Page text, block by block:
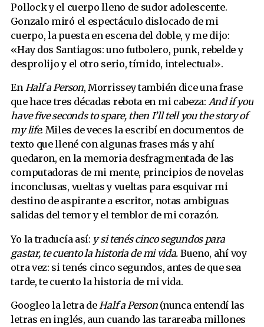
Pollock y el cuerpo lleno de sudor adolescente.
Gonzalo miró el espectáculo dislocado de mi
cuerpo, la puesta en escena del doble, y me dijo:
«Hay dos Santiagos: uno futbolero, punk, rebelde y
desprolijo y el otro serio, tímido, intelectual».
En Half a Person, Morrissey también dice una frase
que hace tres décadas rebota en mi cabeza: And if you
have five seconds to spare, then I’ll tell you the story of
my life. Miles de veces la escribí en documentos de
texto que llené con algunas frases más y ahí
quedaron, en la memoria desfragmentada de las
computadoras de mi mente, principios de novelas
inconclusas, vueltas y vueltas para esquivar mi
destino de aspirante a escritor, notas ambiguas
salidas del temor y el temblor de mi corazón.
Yo la traducía así: y si tenés cinco segundos para
gastar, te cuento la historia de mi vida. Bueno, ahí voy
otra vez: si tenés cinco segundos, antes de que sea
tarde, te cuento la historia de mi vida.
Googleo la letra de Half a Person(nunca entendí las
letras en inglés, aun cuando las tarareaba millones